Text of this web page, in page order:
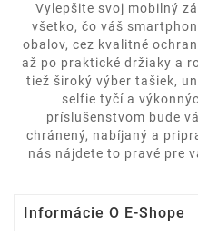
Vylepšite svoj mobilný
všetko, čo váš
obalov, cez kvalitné
až po praktické držiaky a
tiež široký výber tašiek,
selfie tyčí a
príslušenstvom bude
chránený, nabíjaný a
nás nájdete to pravé pre
Informácie O E-Shope